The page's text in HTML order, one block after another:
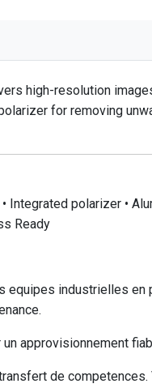
high-resolution
for removing
polarizer •
Ready
industrielles en
approvisionnement
de